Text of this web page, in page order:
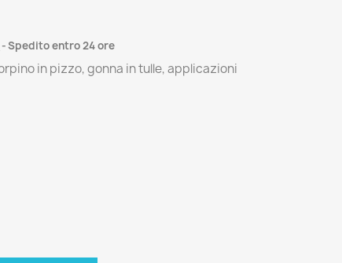
Spedito entro 24 ore
in pizzo, gonna in tulle, applicazioni